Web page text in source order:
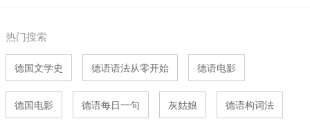
热门搜索
德国文学史 德语语法从零开始 德语电影
德国电影 德语每日一句 灰姑娘 德语构词法